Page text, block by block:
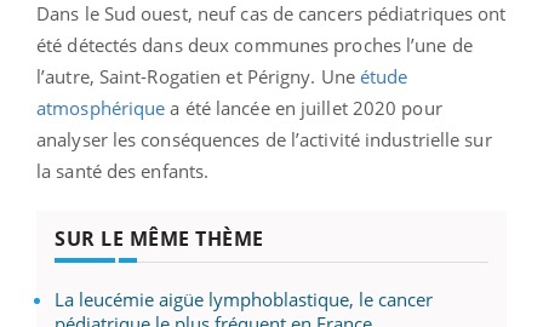
Dans le Sud ouest, neuf cas de cancers pédiatriques ont
été détectés dans deux communes proches l’une de
l’autre, Saint-Rogatien et Périgny. Uneétude
atmosphérique a été lancée en juillet 2020 pour
analyser les conséquences de l’activité industrielle sur
la santé des enfants.
SUR LE MÊME THÈME
La leucémie aigüe lymphoblastique, le cancer